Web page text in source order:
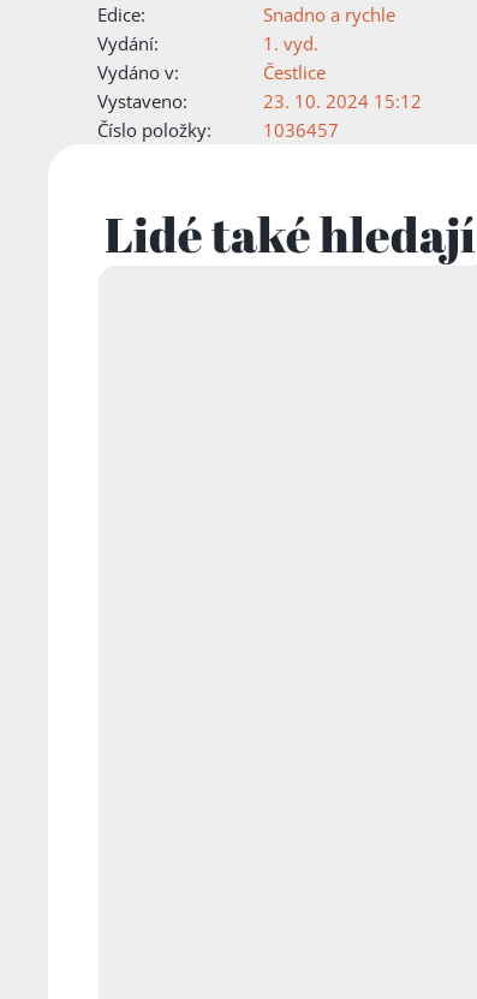
Edice:
Snadno a rychle
Vydání:
1. vyd.
Vydáno v:
Čestlice
Vystaveno:
23. 10. 2024 15:12
Číslo položky:
1036457
Lidé také hledají